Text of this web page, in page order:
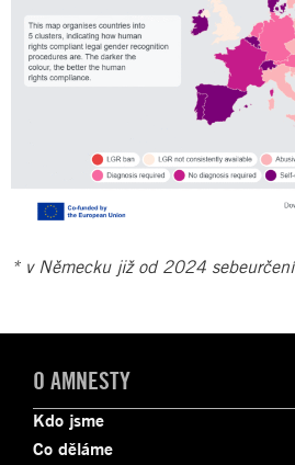
* v Německu již od 2024 sebeurčení
O AMNESTY
Kdo jsme
Co děláme